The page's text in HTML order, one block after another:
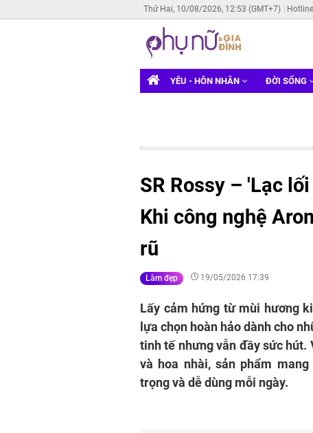
Thứ Hai, 10/08/2026, 12:53 (GMT+7)
YÊU - HÔN NHÂN ĐỜI SỐNG
SR Rossy – 'Lạc
Khi công nghệ
rũ
Làm đẹp 19/05/2026 17:39
Lấy cảm hứng từ mùi hương
lựa chọn hoàn hảo dành cho
tinh tế nhưng vẫn đầy sức hút.
và hoa nhài, sản phẩm
trọng và dễ dùng mỗi ngày.